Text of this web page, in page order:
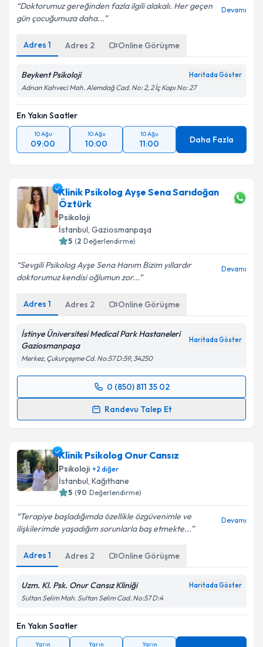
Doktorumuz gereğinden fazla ilgili alakalı. Her geçen
gün çocuğumuza daha...
Devamı
Adres 1 Adres 2 Online Görüşme
Beykent Psikoloji Haritada Göster
Adnan Kahveci Mah. Alemdağ Cad. No: 2, 2 İç Kapı No: 27
En Yakın Saatler
10 Ağu
09:00
10 Ağu
10:00
10 Ağu
11:00 Daha Fazla
Klinik Psikolog Ayşe Sena Sarıdoğan
Öztürk
Psikoloji
İstanbul, Gaziosmanpaşa
5 (2 Değerlendirme)
Sevgili Psikolog Ayşe Sena Hanım Bizim yıllardır
doktorumuz kendisi oğlumun zor...
Devamı
Adres 1 Adres 2 Online Görüşme
İstinye Üniversitesi Medical Park Hastaneleri
Gaziosmanpaşa
Haritada Göster
Merkez, Çukurçeşme Cd. No:57 D:59, 34250
0 (850) 811 35 02
Randevu Talep Et
Randevu Takvimi Talebi
randevu almanız için bir takvim hazırlandığında e-
posta ile bilgilendireceğiz.
E-posta Adresiniz
Metni 'ni okudum ve kişisel verilerimin belirtilen
Klinik Psikolog Onur Cansız
Psikoloji +2 diğer
İstanbul, Kağıthane
5 (90 Değerlendirme)
Terapiye başladığımda özellikle özgüvenimle ve
ilişkilerimde yaşadığım sorunlarla baş etmekte...
Devamı
Adres 1 Adres 2 Online Görüşme
Uzm. Kl. Psk. Onur Cansız Kliniği Haritada Göster
Sultan Selim Mah. Sultan Selim Cad. No:57 D:4
En Yakın Saatler
Yarın Yarın Yarın